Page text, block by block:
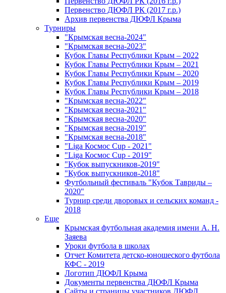
Первенство ДЮФЛ РК (2017 г.р.)
Архив первенства ДЮФЛ Крыма
Турниры
"Крымская весна-2024"
"Крымская весна-2023"
Кубок Главы Республики Крым – 2022
Кубок Главы Республики Крым – 2021
Кубок Главы Республики Крым – 2020
Кубок Главы Республики Крым – 2019
Кубок Главы Республики Крым – 2018
"Крымская весна-2022"
"Крымская весна-2021"
"Крымская весна-2020"
"Крымская весна-2019"
"Крымская весна-2018"
"Liga Космос Cup - 2021"
"Liga Космос Cup - 2019"
"Кубок выпускников-2019"
"Кубок выпускников-2018"
Футбольный фестиваль "Кубок Тавриды –
2020"
Турнир среди дворовых и сельских команд -
2018
Еще
Крымская футбольная академия имени А. Н.
Заяева
Уроки футбола в школах
Отчет Комитета детско-юношеского футбола
КФС - 2019
Логотип ДЮФЛ Крыма
Документы первенства ДЮФЛ Крыма
Сайты и страницы участников ДЮФЛ